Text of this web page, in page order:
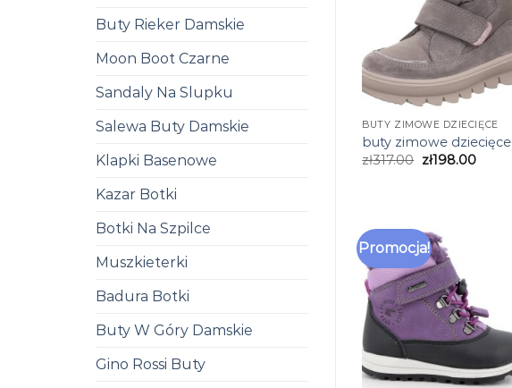
Buty Rieker Damskie
Moon Boot Czarne
Sandaly Na Slupku
Salewa Buty Damskie
Klapki Basenowe
Kazar Botki
Botki Na Szpilce
Muszkieterki
Badura Botki
Buty W Góry Damskie
Gino Rossi Buty
BUTY ZIMOWE DZIECIĘCE
buty zimowe dziecięce
zł317.00 zł198.00
Promocja!